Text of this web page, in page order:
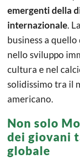
emergenti della
internazionale .
business a
nello sviluppo
cultura e nel
solidissimo tra il
americano.
Non solo
dei giovani
globale